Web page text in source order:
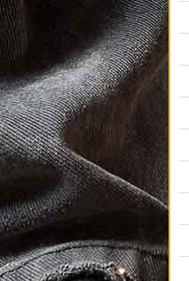
Lue lisää